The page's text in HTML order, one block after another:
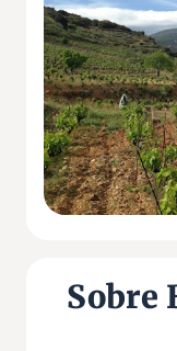
Sobre